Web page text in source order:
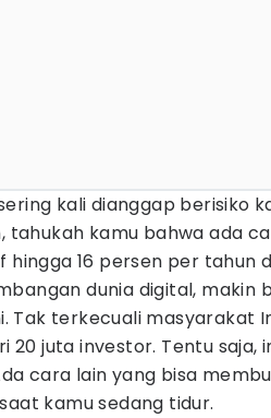
kali dianggap berisiko
tahukah kamu bahwa ada
hingga 16 persen per tahun
dunia digital, makin
Tak terkecuali masyarakat
20 juta investor. Tentu saja,
cara lain yang bisa
kamu sedang tidur.